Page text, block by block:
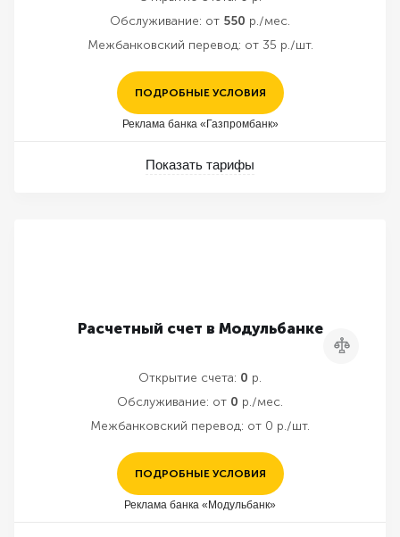
Обслуживание: от 550 р./мес.
Межбанковский перевод: от 35 р./шт.
ПОДРОБНЫЕ УСЛОВИЯ
Реклама банка «Газпромбанк»
Показать тарифы
Расчетный счет в Модульбанке
Сравнить
Открытие счета: 0 р.
Обслуживание: от 0 р./мес.
Межбанковский перевод: от 0 р./шт.
ПОДРОБНЫЕ УСЛОВИЯ
Реклама банка «Модульбанк»